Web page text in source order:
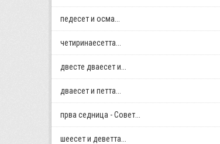
педесет и осма...
четиринаесетта...
двестe дваесет и...
дваесет и петта...
прва седница - Совет...
шеесет и деветта...